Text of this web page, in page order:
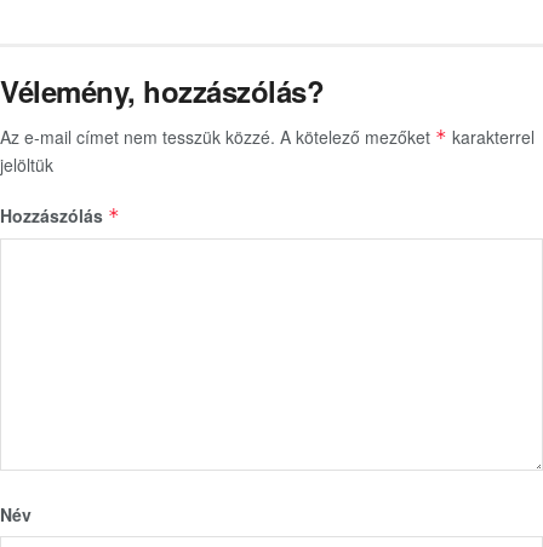
Vélemény, hozzászólás?
Az e-mail címet nem tesszük közzé. A kötelező mezőket * karakterrel
jelöltük
Hozzászólás *
Név